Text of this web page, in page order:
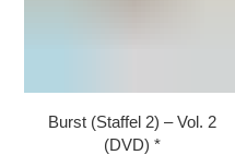
Burst (Staffel 2) – Vol. 2
(DVD)